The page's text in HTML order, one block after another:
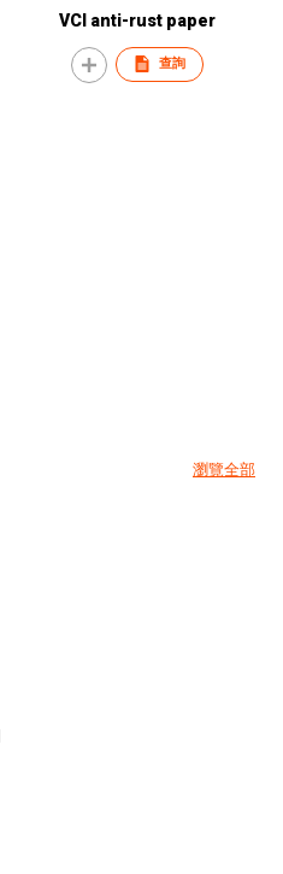
VCI anti-rust paper
查詢
瀏覽全部